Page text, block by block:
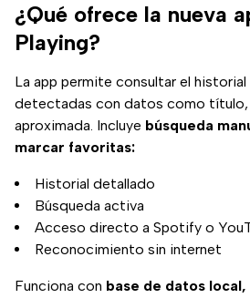
¿Qué ofrece la nueva
Playing?
La app permite consultar el
detectadas con datos como título,
aproximada. Incluye búsqueda
marcar favoritas:
Historial detallado
Búsqueda activa
Acceso directo a Spotify o
Reconocimiento sin internet
Funciona con base de datos